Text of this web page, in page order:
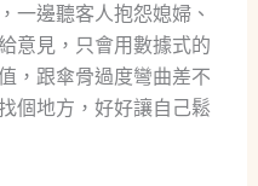
一邊聽客人抱怨媳婦、
意見，只會用數據式的
，跟傘骨過度彎曲差不
個地方，好好讓自己鬆